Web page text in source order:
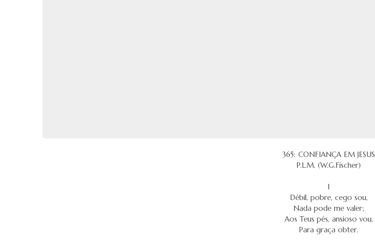
365: CONFIANÇA EM JESUS
P.L.M. (W.G.Fischer)
1
Débil, pobre, cego sou,
Nada pode me valer;
Aos Teus pés, ansioso vou,
Para graça obter.